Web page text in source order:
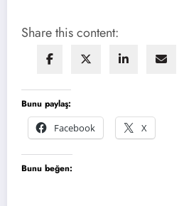
Share this content:
Bunu paylaş:
Facebook
X
Bunu beğen: